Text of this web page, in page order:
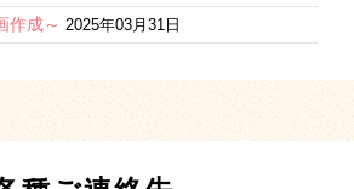
作成～ 2025年03月31日